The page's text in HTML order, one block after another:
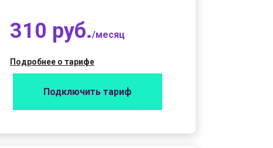
310 руб./месяц
Подробнее о тарифе
Подключить тариф